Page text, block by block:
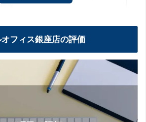
ャルオフィスをもっと知りたい方
チャルオフィスをもっと知りたい方
チャルオフィスの他の店舗情報はこ
フィス銀座店の評価